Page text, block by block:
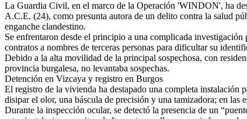
La Guardia Civil, en el marco de la Operación 'WINDON', ha
A.C.E. (24), como presunta autora de un delito contra la salud
enganche clandestino.
Se enfrentaron desde el principio a una complicada
contratos a nombres de terceras personas para dificultar su
Debido a la alta movilidad de la principal sospechosa, con
provincia burgalesa, no levantaba sospechas.
Detención en Vizcaya y registro en Burgos
El registro de la vivienda ha destapado una completa instalación
disipar el olor, una báscula de precisión y una tamizadora; en las
Durante la inspección ocular, se detectó la presencia de un